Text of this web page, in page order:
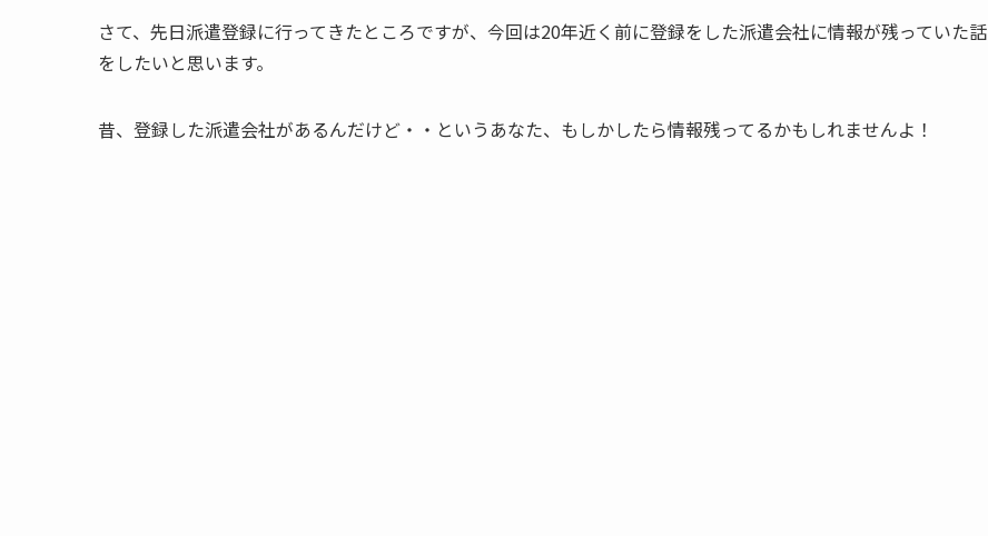
さて、先日派遣登録に行ってきたところですが、今回は20年近く前に登録をした派遣会社に情報が残っていた話
をしたいと思います。
昔、登録した派遣会社があるんだけど・・というあなた、もしかしたら情報残ってるかもしれませんよ！